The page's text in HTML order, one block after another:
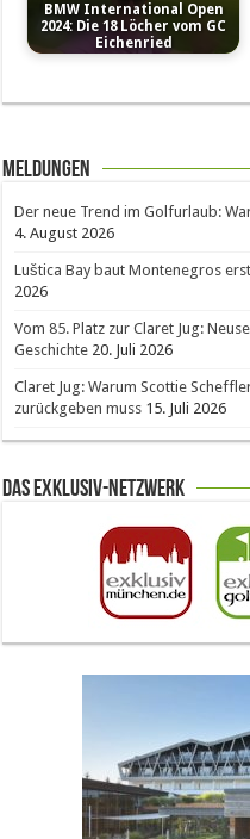
BMW International Open
2024: Die 18 Löcher vom GC
Eichenried
Meldungen
Der neue Trend im Golfurlaub:
4. August 2026
Luštica Bay baut Montenegros
2026
Vom 85. Platz zur Claret Jug:
Geschichte 20. Juli 2026
Claret Jug: Warum Scottie
zurückgeben muss 15. Juli 2026
Das Exklusiv-Netzwerk